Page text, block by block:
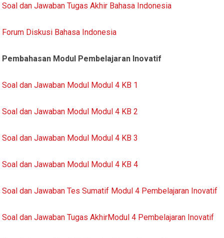
Soal dan Jawaban Tugas Akhir Bahasa Indonesia
Forum Diskusi Bahasa Indonesia
Pembahasan Modul Pembelajaran Inovatif
Soal dan Jawaban Modul Modul 4 KB 1
Soal dan Jawaban Modul Modul 4 KB 2
Soal dan Jawaban Modul Modul 4 KB 3
Soal dan Jawaban Modul Modul 4 KB 4
Soal dan Jawaban Tes Sumatif Modul 4 Pembelajaran Inovatif
Soal dan Jawaban Tugas AkhirModul 4 Pembelajaran Inovatif